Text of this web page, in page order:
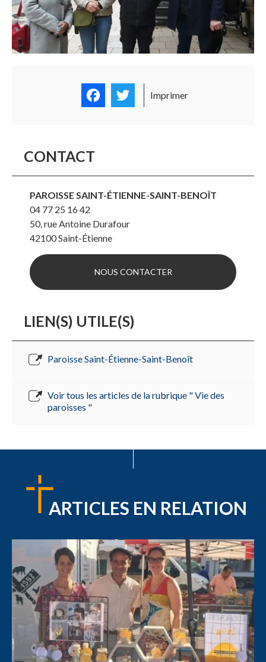
FacebookTwitter
Imprimer
CONTACT
PAROISSE SAINT-ÉTIENNE-SAINT-BENOÎT
04 77 25 16 42
50, rue Antoine Durafour
42100Saint-Étienne
NOUS CONTACTER
LIEN(S) UTILE(S)
Paroisse Saint-Étienne-Saint-Benoît
Voir tous les articles de la rubrique " Vie des
paroisses "
ARTICLES EN RELATION